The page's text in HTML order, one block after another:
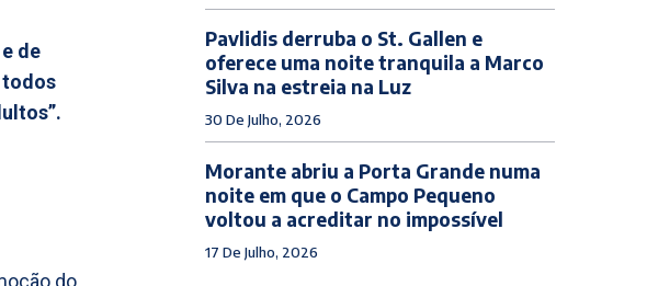
de
todos
do
Pavlidis derruba o St. Gallen e
oferece uma noite tranquila a Marco
Silva na estreia na Luz
30 De Julho, 2026
Morante abriu a Porta Grande numa
noite em que o Campo Pequeno
voltou a acreditar no impossível
17 De Julho, 2026